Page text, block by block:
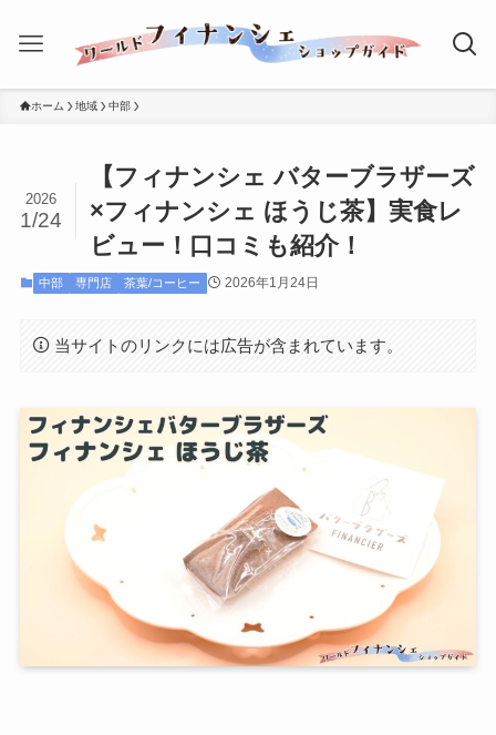
ホーム 地域 中部
【フィナンシェ バターブラザーズ
×フィナンシェ ほうじ茶】実食レ
ビュー！口コミも紹介！
2026
1/24
中部 専門店 茶葉/コーヒー 2026年1月24日
当サイトのリンクには広告が含まれています。